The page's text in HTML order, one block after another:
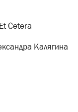
Cetera
Калягина